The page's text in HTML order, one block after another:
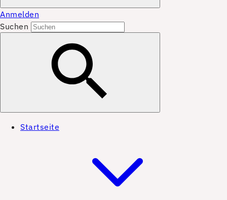
Anmelden
Suchen
Startseite